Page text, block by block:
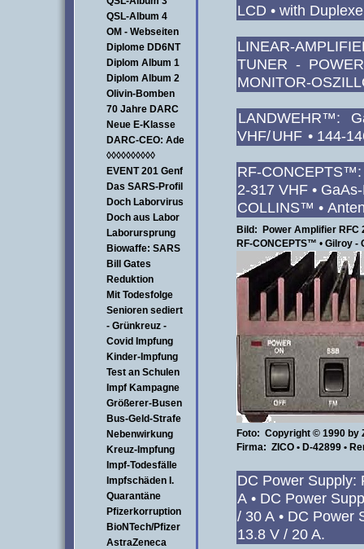
QSL-Album 4
OM - Webseiten
Diplome DD6NT
Diplom Album 1
Diplom Album 2
Olivin-Bomben
70 Jahre DARC
Neue E-Klasse
DARC-CEO: Ade
◊◊◊◊◊◊◊◊◊◊
EVENT 201 Genf
Das SARS-Profil
Doch Laborvirus
Doch aus Labor
Laborursprung
Biowaffe: SARS
Bill Gates
Reduktion
Mit Todesfolge
Senioren sediert
- Grünkreuz -
Covid Impfung
Kinder-Impfung
Test an Schulen
Impf Kampagne
Größerer-Busen
Bus-Geld-Strafe
Nebenwirkung
Kreuz-Impfung
Impf-Todesfälle
Impfschäden I.
Quarantäne
Pfizerkorruption
BioNTech/Pfizer
AstraZeneca
LCD • with
LINEAR-
TUNER -
MONITOR-
LANDWEHR™:
VHF/UHF • 144-
RF-CONCEPTS™:
2-317 VHF •
COLLINS™ •
Bild: Power Amplifier RFC
RF-CONCEPTS™ • Gilroy -
Foto: Copyright © 1990 by
Firma: ZICO • D-42899 •
DC Power
A • DC Power
/ 30 A • DC
13.8 V / 20 A.